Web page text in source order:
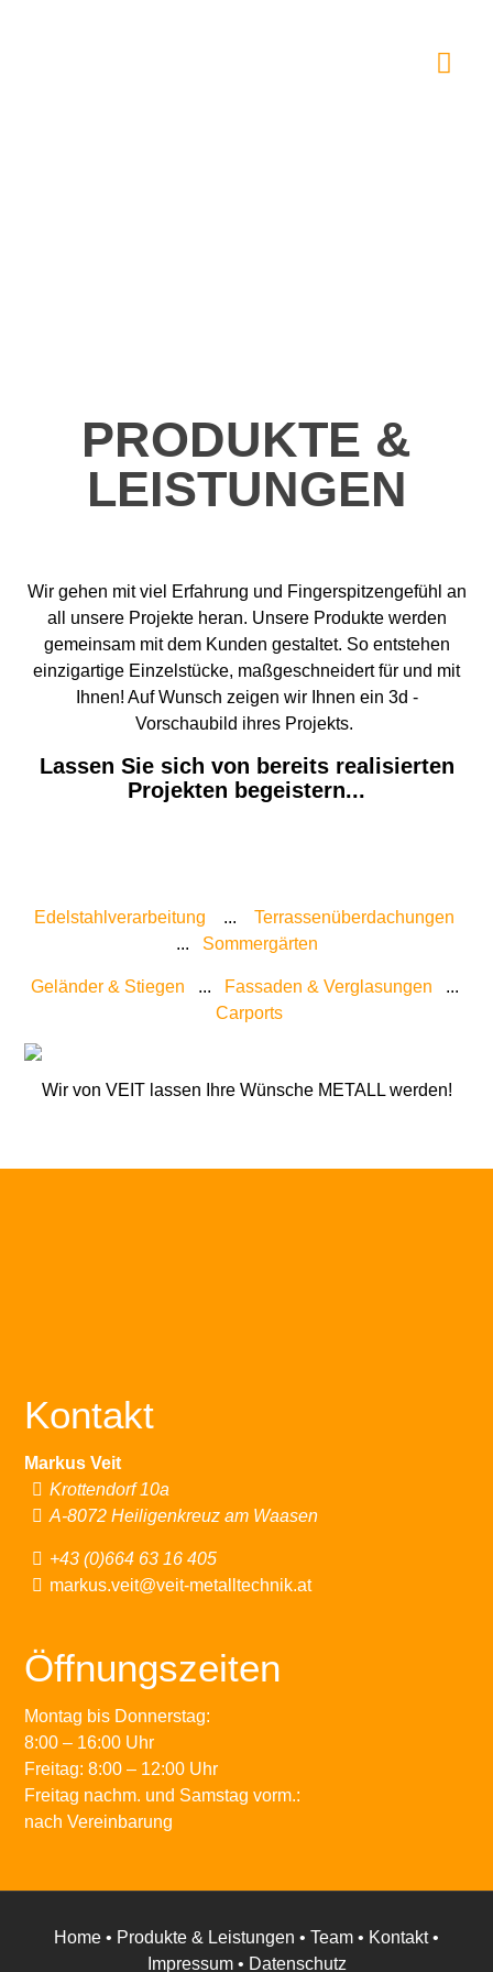
PRODUKTE &
LEISTUNGEN
Wir gehen mit viel Erfahrung und Fingerspitzengefühl an
all unsere Projekte heran. Unsere Produkte werden
gemeinsam mit dem Kunden gestaltet. So entstehen
einzigartige Einzelstücke, maßgeschneidert für und mit
Ihnen! Auf Wunsch zeigen wir Ihnen ein 3d -
Vorschaubild ihres Projekts.
Lassen Sie sich von bereits realisierten
Projekten begeistern...
Edelstahlverarbeitung ... Terrassenüberdachungen
... Sommergärten
Geländer & Stiegen ... Fassaden & Verglasungen ...
Carports
Wir von VEIT lassen Ihre Wünsche METALL werden!
Kontakt
Markus Veit
Krottendorf 10a
A-8072 Heiligenkreuz am Waasen
+43 (0)664 63 16 405
markus.veit@veit-metalltechnik.at
Öffnungszeiten
Montag bis Donnerstag:
8:00 – 16:00 Uhr
Freitag: 8:00 – 12:00 Uhr
Freitag nachm. und Samstag vorm.:
nach Vereinbarung
Home • Produkte & Leistungen • Team • Kontakt•
Impressum• Datenschutz